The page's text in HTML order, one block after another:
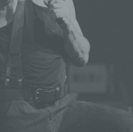
Verwendung, die dem für
zuzurechnen ist, nutzt.
Registrierung auf der
Service-Provider
Person vergebene IP-
die Uhrzeit der
Die Speicherung dieser
dass nur so